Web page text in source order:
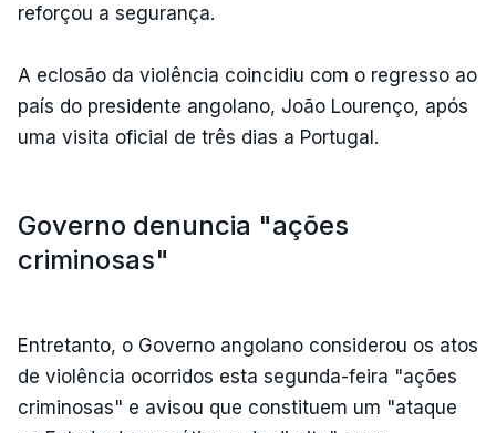
reforçou a segurança.
A eclosão da violência coincidiu com o regresso ao
país do presidente angolano, João Lourenço, após
uma visita oficial de três dias a Portugal.
Governo denuncia "ações
criminosas"
Entretanto, o Governo angolano considerou os atos
de violência ocorridos esta segunda-feira "ações
criminosas" e avisou que constituem um "ataque